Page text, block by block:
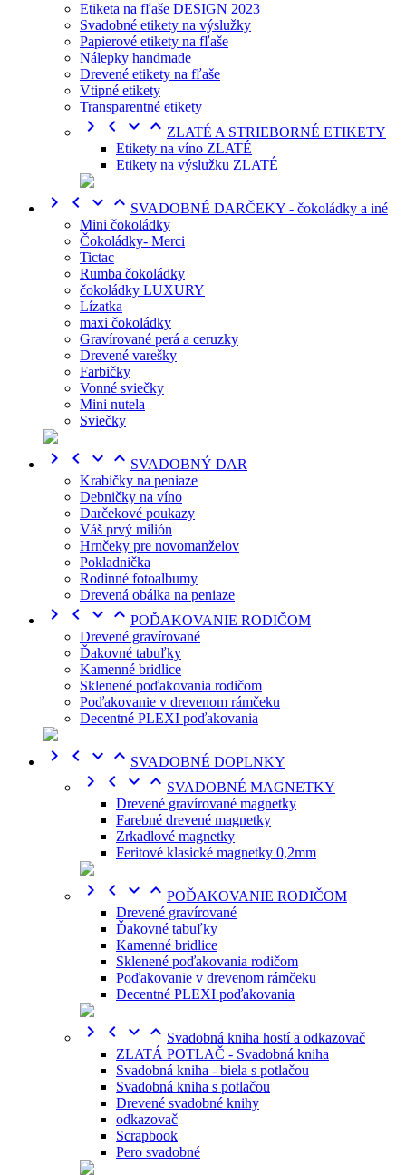
Etiketa na fľaše DESIGN 2023
Svadobné etikety na výslužky
Papierové etikety na fľaše
Nálepky handmade
Drevené etikety na fľaše
Vtipné etikety
Transparentné etikety
    ZLATÉ A STRIEBORNÉ ETIKETY
Etikety na víno ZLATÉ
Etikety na výslužku ZLATÉ
    SVADOBNÉ DARČEKY - čokoládky a iné
Mini čokoládky
Čokoládky- Merci
Tictac
Rumba čokoládky
čokoládky LUXURY
Lízatka
maxi čokoládky
Gravírované perá a ceruzky
Drevené varešky
Farbičky
Vonné sviečky
Mini nutela
Sviečky
    SVADOBNÝ DAR
Krabičky na peniaze
Debničky na víno
Darčekové poukazy
Váš prvý milión
Hrnčeky pre novomanželov
Pokladnička
Rodinné fotoalbumy
Drevená obálka na peniaze
    POĎAKOVANIE RODIČOM
Drevené gravírované
Ďakovné tabuľky
Kamenné bridlice
Sklenené poďakovania rodičom
Poďakovanie v drevenom rámčeku
Decentné PLEXI poďakovania
    SVADOBNÉ DOPLNKY
    SVADOBNÉ MAGNETKY
Drevené gravírované magnetky
Farebné drevené magnetky
Zrkadlové magnetky
Feritové klasické magnetky 0,2mm
    POĎAKOVANIE RODIČOM
Drevené gravírované
Ďakovné tabuľky
Kamenné bridlice
Sklenené poďakovania rodičom
Poďakovanie v drevenom rámčeku
Decentné PLEXI poďakovania
    Svadobná kniha hostí a odkazovač
ZLATÁ POTLAČ - Svadobná kniha
Svadobná kniha - biela s potlačou
Svadobná kniha s potlačou
Drevené svadobné knihy
odkazovač
Scrapbook
Pero svadobné